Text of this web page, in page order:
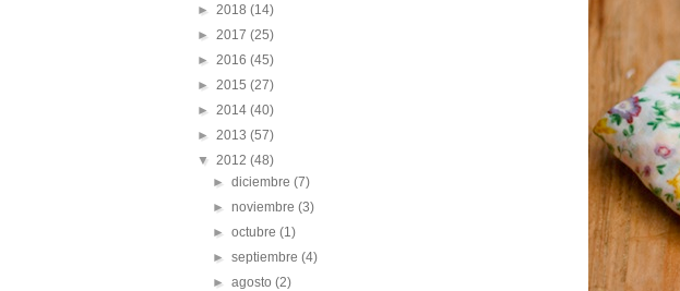
► 2018 (14)
► 2017 (25)
► 2016 (45)
► 2015 (27)
► 2014 (40)
► 2013 (57)
▼ 2012 (48)
►diciembre(7)
►noviembre(3)
►octubre(1)
►septiembre(4)
►agosto(2)